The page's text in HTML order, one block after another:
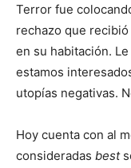
Terror fue
rechazo que
en su habitación.
estamos
utopías negativas.
Hoy cuenta con al
consideradas best